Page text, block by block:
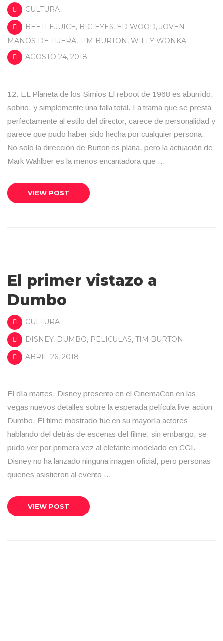
CULTURA
BEETLEJUICE, BIG EYES, ED WOOD, JOVEN
MANOS DE TIJERA, TIM BURTON, WILLY WONKA
AGOSTO 24, 2018
12. EL Planeta de los Simios El reboot de 1968 es aburrido,
sobrio, y simplemente una falla total. La trama que se presta
perfectamente al estilo del director, carece de personalidad y
parece que pudo haber sido hecha por cualquier persona.
No solo la dirección de Burton es plana, pero la actuación de
Mark Wahlber es la menos encantadora que …
VIEW POST
El primer vistazo a
Dumbo
CULTURA
DISNEY, DUMBO, PELICULAS, TIM BURTON
ABRIL 26, 2018
El día martes, Disney presento en el CinemaCon en las
vegas nuevos detalles sobre la esperada película live-action
Dumbo. El filme mostrado fue en su mayoría actores
hablando del detrás de escenas del filme, sin embargo, se
pudo ver por primera vez al elefante modelado en CGI.
Disney no ha lanzado ninguna imagen oficial, pero personas
quienes asistieron al evento …
VIEW POST